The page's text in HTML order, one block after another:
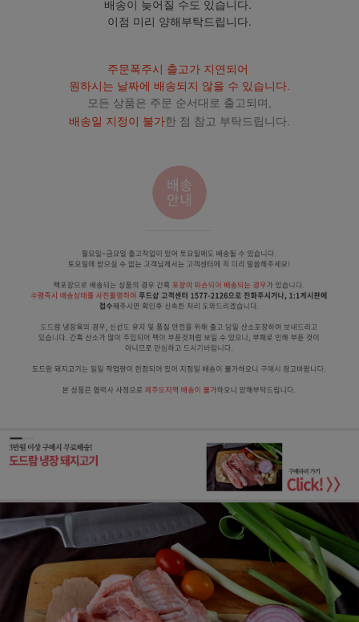
배송이 늦어질 수도 있습니다.
이점 미리 양해부탁드립니다.
주문폭주시 출고가 지연되어
원하시는 날짜에 배송되지 않을 수 있습니다.
모든 상품은 주문 순서대로 출고되며,
배송일 지정이 불가한 점 참고 부탁드립니다.